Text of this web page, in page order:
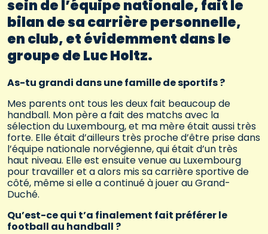
sein de l’équipe nationale, fait le
bilan de sa carrière personnelle,
en club, et évidemment dans le
groupe de Luc Holtz.
As-tu grandi dans une famille de sportifs ?
Mes parents ont tous les deux fait beaucoup de
handball. Mon père a fait des matchs avec la
sélection du Luxembourg, et ma mère était aussi très
forte. Elle était d’ailleurs très proche d’être prise dans
l’équipe nationale norvégienne, qui était d’un très
haut niveau. Elle est ensuite venue au Luxembourg
pour travailler et a alors mis sa carrière sportive de
côté, même si elle a continué à jouer au Grand-
Duché.
Qu’est-ce qui t’a finalement fait préférer le
football au handball ?